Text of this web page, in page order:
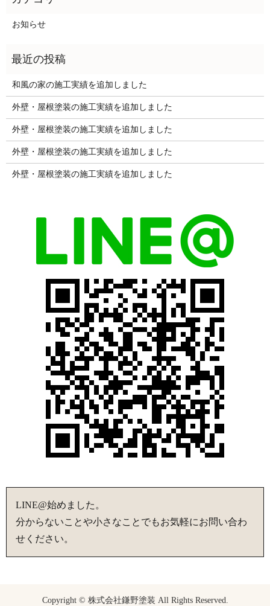
お知らせ
和風の家の施工実績を追加しました
外壁・屋根塗装の施工実績を追加しました
外壁・屋根塗装の施工実績を追加しました
外壁・屋根塗装の施工実績を追加しました
外壁・屋根塗装の施工実績を追加しました
LINE@始めました。
分からないことや小さなことでもお気軽にお問い合わ
せください。
Copyright © 株式会社鎌野塗装 All Rights Reserved.